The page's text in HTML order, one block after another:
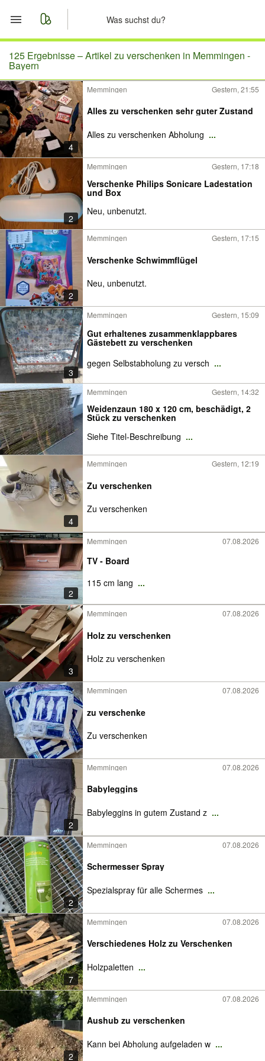
Start
Merkliste
Nachrichten
Anzeige aufgeben
125 Ergebnisse –Artikel zu verschenken in Memmingen -
Bayern
4
Memmingen Gestern, 21:55
Alles zu verschenken sehr guter Zustand
Alles zu verschenken Abholung ...
2
Memmingen Gestern, 17:18
Verschenke Philips Sonicare Ladestation
und Box
Neu, unbenutzt.
2
Memmingen Gestern, 17:15
Verschenke Schwimmflügel
Neu, unbenutzt.
3
Memmingen Gestern, 15:09
Gut erhaltenes zusammenklappbares
Gästebett zu verschenken
gegen Selbstabholung zu versch ...
Memmingen Gestern, 14:32
Weidenzaun 180 x 120 cm, beschädigt, 2
Stück zu verschenken
Siehe Titel-Beschreibung ...
4
Memmingen Gestern, 12:19
Zu verschenken
Zu verschenken
2
Memmingen 07.08.2026
TV - Board
115 cm lang ...
3
Memmingen 07.08.2026
Holz zu verschenken
Holz zu verschenken
Memmingen 07.08.2026
zu verschenke
Zu verschenken
2
Memmingen 07.08.2026
Babyleggins
Babyleggins in gutem Zustand z ...
2
Memmingen 07.08.2026
Schermesser Spray
Spezialspray für alle Schermes ...
7
Memmingen 07.08.2026
Verschiedenes Holz zu Verschenken
Holzpaletten ...
2
Memmingen 07.08.2026
Aushub zu verschenken
Kann bei Abholung aufgeladen w ...